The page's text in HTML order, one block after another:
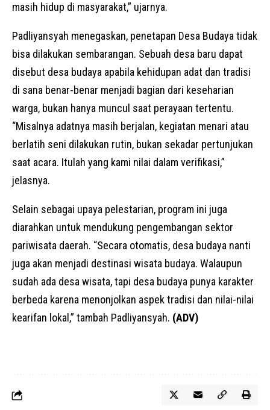
masih hidup di masyarakat,” ujarnya.
Padliyansyah menegaskan, penetapan Desa Budaya tidak
bisa dilakukan sembarangan. Sebuah desa baru dapat
disebut desa budaya apabila kehidupan adat dan tradisi
di sana benar-benar menjadi bagian dari keseharian
warga, bukan hanya muncul saat perayaan tertentu.
“Misalnya adatnya masih berjalan, kegiatan menari atau
berlatih seni dilakukan rutin, bukan sekadar pertunjukan
saat acara. Itulah yang kami nilai dalam verifikasi,”
jelasnya.
Selain sebagai upaya pelestarian, program ini juga
diarahkan untuk mendukung pengembangan sektor
pariwisata daerah. “Secara otomatis, desa budaya nanti
juga akan menjadi destinasi wisata budaya. Walaupun
sudah ada desa wisata, tapi desa budaya punya karakter
berbeda karena menonjolkan aspek tradisi dan nilai-nilai
kearifan lokal,” tambah Padliyansyah. (ADV)